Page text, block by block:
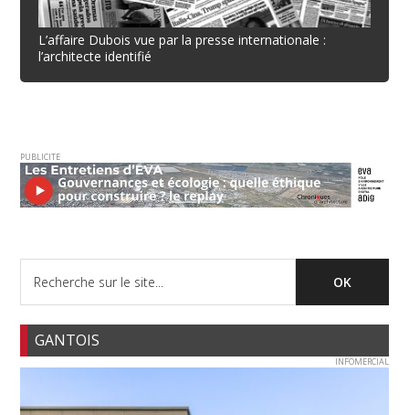
L’affaire Dubois vue par la presse internationale :
l’architecte identifié
PUBLICITE
GANTOIS
INFOMERCIAL